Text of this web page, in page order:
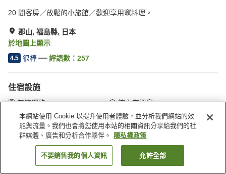
20 間客房／放鬆的小旅館／歡迎享用竈料理。
郡山, 福島縣, 日本
於地圖上顯示
4.5 很棒 評語數： 257
住宿設施
無線網路
館內有溫泉
全館禁菸
指定吸菸區
首頁 日本 福島縣 郡山 磐梯熱海溫泉樂山旅館
找客房
本網站使用 Cookie 以提升使用者體驗，並分析我們網站的效
能與流量。我們也會將您使用本站的相關資訊分享給我們的社
群媒體、廣告和分析合作夥伴。
隱私權政策
不要銷售我的個人資訊 允許全部